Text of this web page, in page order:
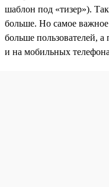
шаблон под «тизер»).
больше. Но самое
больше пользователей,
и на мобильных